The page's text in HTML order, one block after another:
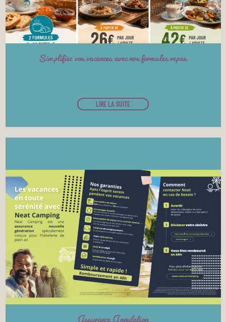
Simplifiez vos vacances avec nos formules repas
LIRE LA SUITE